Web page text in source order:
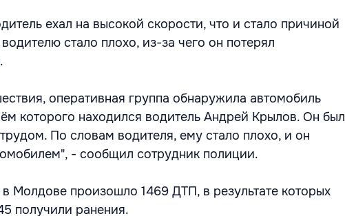
ехал на высокой скорости, что и стало причиной
стало плохо, из-за чего он потерял
оперативная группа обнаружила автомобиль
которого находился водитель Андрей Крылов. Он был
По словам водителя, ему стало плохо, и он
- сообщил сотрудник полиции.
Молдове произошло 1469 ДТП, в результате которых
получили ранения.